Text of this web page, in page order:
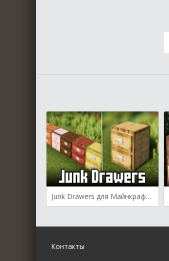
Junk Drawers для Майнкрафт [1.21.11, 1.21.8, 1.21.5]
Контакты